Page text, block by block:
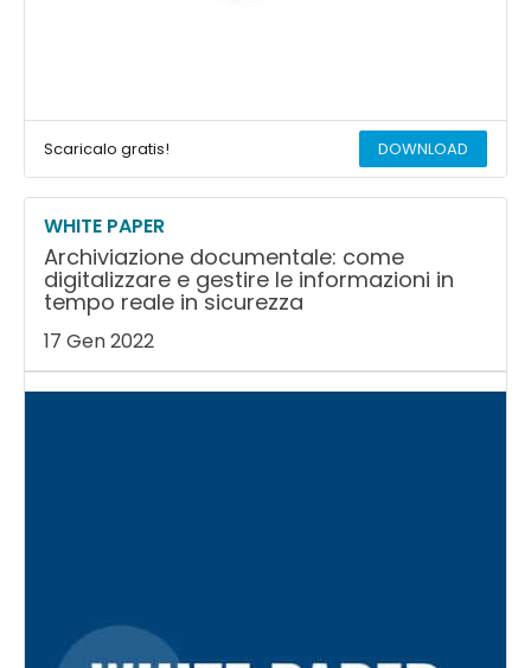
Scaricalo gratis! DOWNLOAD
WHITE PAPER
Archiviazione documentale: come
digitalizzare e gestire le informazioni in
tempo reale in sicurezza
17 Gen 2022